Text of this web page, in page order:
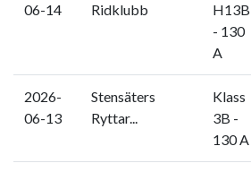
06-14
Ridklubb
H13B
- 130
A
2026-
06-13
Stensäters
Ryttar...
Klass
3B -
130 A